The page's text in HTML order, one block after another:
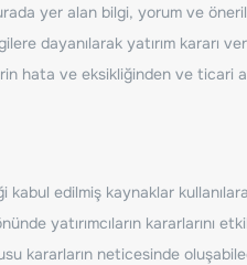
yer alan bilgi, yorum ve
dayanılarak yatırım kararı
hata ve eksikliğinden ve ticari
edilmiş kaynaklar
yatırımcıların kararlarını
kararların neticesinde